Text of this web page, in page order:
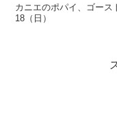
カニエのポパイ、ゴース
18（日）